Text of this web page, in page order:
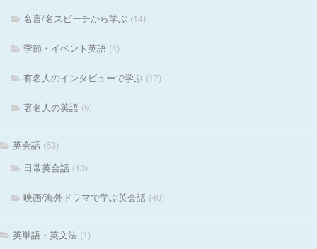
名言/名スピーチから学ぶ (14)
季節・イベント英語 (4)
有名人のインタビューで学ぶ (17)
著名人の英語 (9)
英会話 (53)
日常英会話 (13)
映画/海外ドラマで学ぶ英会話 (40)
英単語・英文法 (1)